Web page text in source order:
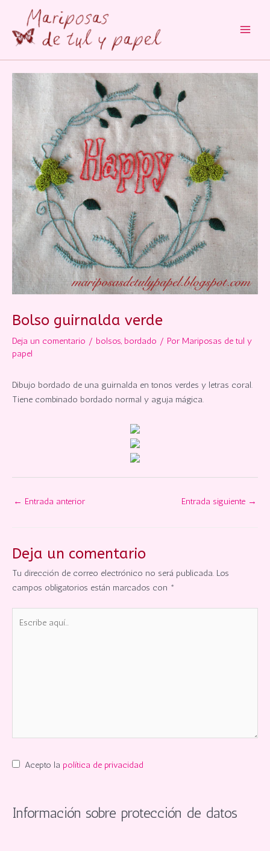
Menu
Bolso guirnalda verde
Deja un comentario / bolsos, bordado / Por Mariposas de tul y
papel
Dibujo bordado de una guirnalda en tonos verdes y letras coral.
Tiene combinado bordado normal y aguja mágica.
← Entrada anterior Entrada siguiente →
Deja un comentario
Tu dirección de correo electrónico no será publicada. Los
campos obligatorios están marcados con *
aquí...
Acepto la política de privacidad
Información sobre protección de datos